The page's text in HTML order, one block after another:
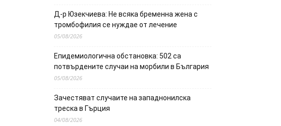
Д-р Юзекчиева: Не всяка бременна жена с
тромбофилия се нуждае от лечение
05/08/2026
Епидемиологична обстановка: 502 са
потвърдените случаи на морбили в България
05/08/2026
Зачестяват случаите на западнонилска
треска в Гърция
04/08/2026